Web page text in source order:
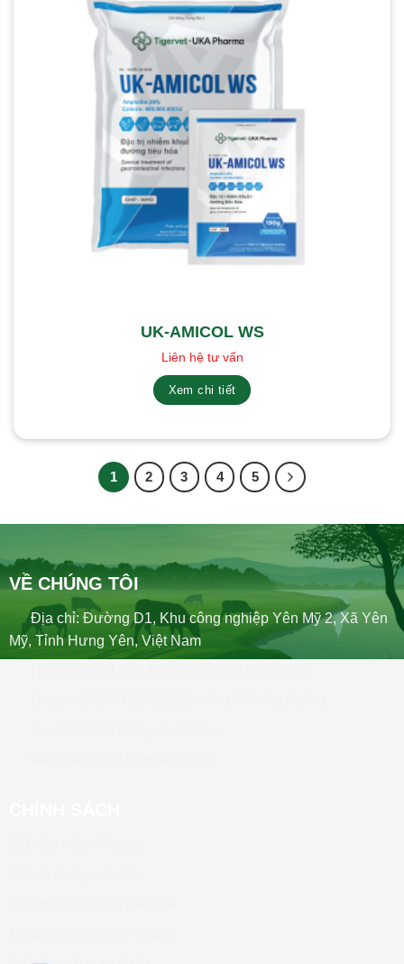
UK-AMICOL WS
Liên hệ tư vấn
Xem chi tiết
1 2 3 4 5
VỀ CHÚNG TÔI
Địa chỉ: Đường D1, Khu công nghiệp Yên Mỹ 2, Xã Yên
Mỹ, Tỉnh Hưng Yên, Việt Nam